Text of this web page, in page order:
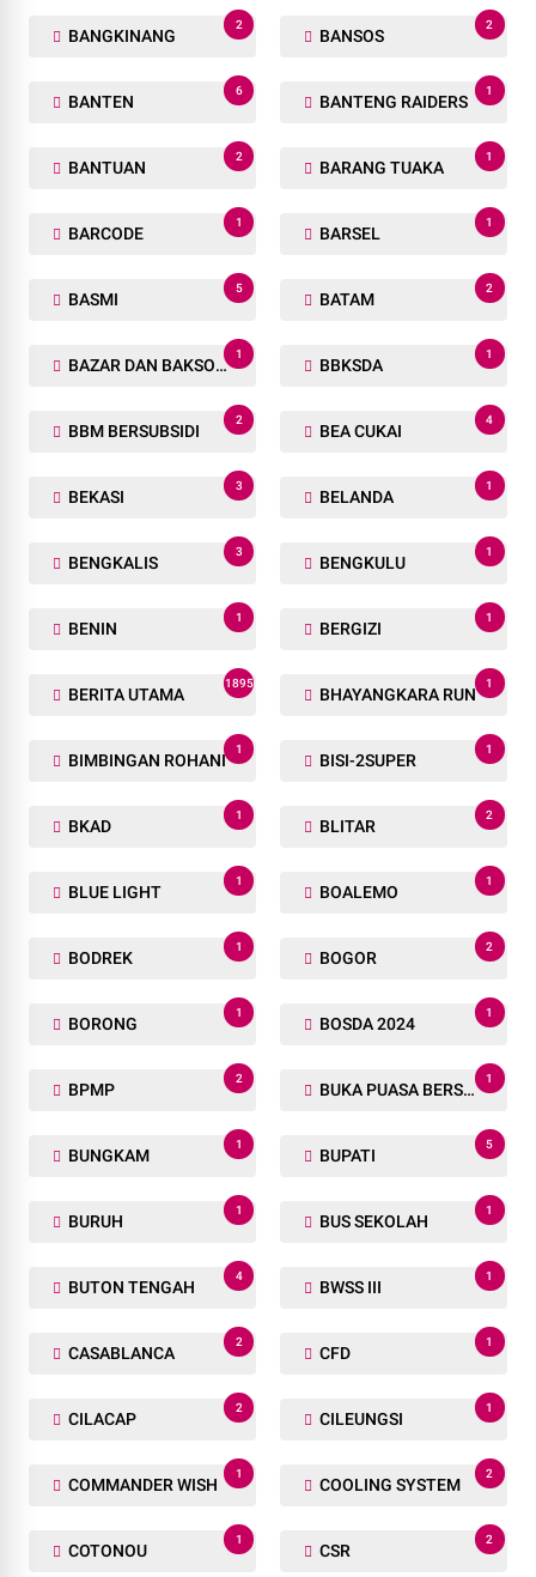
BANGKINANG
2
BANSOS
2
BANTEN
6
BANTENG RAIDERS
1
BANTUAN
2
BARANG TUAKA
1
BARCODE
1
BARSEL
1
BASMI
5
BATAM
2
BAZAR DAN BAKSOS RAMADHAN
1
BBKSDA
1
BBM BERSUBSIDI
2
BEA CUKAI
4
BEKASI
3
BELANDA
1
BENGKALIS
3
BENGKULU
1
BENIN
1
BERGIZI
1
BERITA UTAMA
1895
BHAYANGKARA RUN
1
BIMBINGAN ROHANI
1
BISI-2SUPER
1
BKAD
1
BLITAR
2
BLUE LIGHT
1
BOALEMO
1
BODREK
1
BOGOR
2
BORONG
1
BOSDA 2024
1
BPMP
2
BUKA PUASA BERSAMA
1
BUNGKAM
1
BUPATI
5
BURUH
1
BUS SEKOLAH
1
BUTON TENGAH
4
BWSS III
1
CASABLANCA
2
CFD
1
CILACAP
2
CILEUNGSI
1
COMMANDER WISH
1
COOLING SYSTEM
2
COTONOU
1
CSR
2